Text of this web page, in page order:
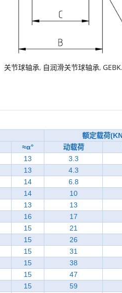
关节球轴承, 自润滑关节球轴承,
额定载荷
≈α° 动载荷
13 3.3
13 4.3
14 6.8
14 10
13 13
16 17
15 21
15 26
15 31
15 38
15 47
15 59